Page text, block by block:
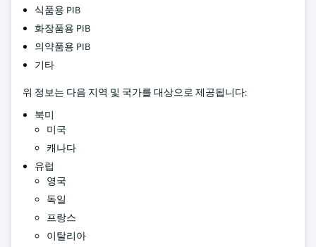
식품용 PIB
화장품용 PIB
의약품용 PIB
기타
위 정보는 다음 지역 및 국가를 대상으로 제공됩니다:
북미
미국
캐나다
유럽
영국
독일
프랑스
이탈리아